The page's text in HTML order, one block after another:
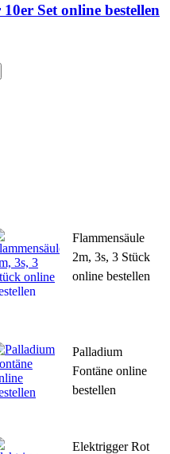
Set online bestellen
Flammensäule
2m, 3s, 3 Stück
online bestellen
Palladium
Fontäne online
bestellen
Elektrigger Rot